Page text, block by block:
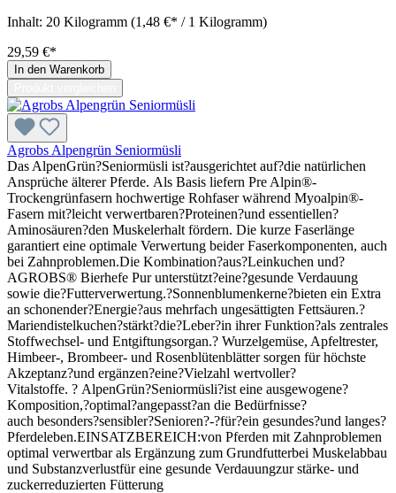
Inhalt: 20 Kilogramm (1,48 €* / 1 Kilogramm)
29,59 €*
In den Warenkorb
Agrobs Alpengrün Seniormüsli
Das AlpenGrün?Seniormüsli ist?ausgerichtet auf?die natürlichen
Ansprüche älterer Pferde. Als Basis liefern Pre Alpin®-
Trockengrünfasern hochwertige Rohfaser während Myoalpin®-
Fasern mit?leicht verwertbaren?Proteinen?und essentiellen?
Aminosäuren?den Muskelerhalt fördern. Die kurze Faserlänge
garantiert eine optimale Verwertung beider Faserkomponenten, auch
bei Zahnproblemen.Die Kombination?aus?Leinkuchen und?
AGROBS® Bierhefe Pur unterstützt?eine?gesunde Verdauung
sowie die?Futterverwertung.?Sonnenblumenkerne?bieten ein Extra
an schonender?Energie?aus mehrfach ungesättigten Fettsäuren.?
Mariendistelkuchen?stärkt?die?Leber?in ihrer Funktion?als zentrales
Stoffwechsel- und Entgiftungsorgan.? Wurzelgemüse, Apfeltrester,
Himbeer-, Brombeer- und Rosenblütenblätter sorgen für höchste
Akzeptanz?und ergänzen?eine?Vielzahl wertvoller?
Vitalstoffe. ? AlpenGrün?Seniormüsli?ist eine ausgewogene?
Komposition,?optimal?angepasst?an die Bedürfnisse?
auch besonders?sensibler?Senioren?-?für?ein gesundes?und langes?
Pferdeleben.EINSATZBEREICH:von Pferden mit Zahnproblemen
optimal verwertbar als Ergänzung zum Grundfutterbei Muskelabbau
und Substanzverlustfür eine gesunde Verdauungzur stärke- und
zuckerreduzierten Fütterung